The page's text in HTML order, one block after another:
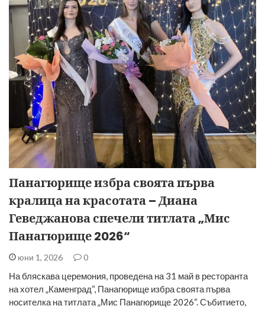
Панагюрище избра своята първа
кралица на красотата – Диана
Геведжанова спечели титлата „Мис
Панагюрище 2026“
юни 1, 2026 0
На бляскава церемония, проведена на 31 май в ресторанта
на хотел „Каменград“, Панагюрище избра своята първа
носителка на титлата „Мис Панагюрище 2026“. Събитието,